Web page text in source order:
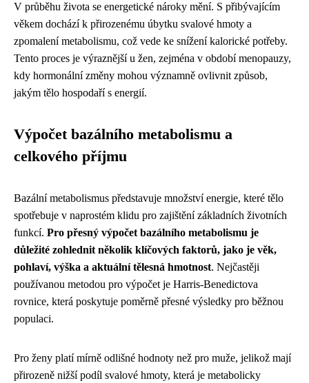
V průběhu života se energetické nároky mění. S přibývajícím
věkem dochází k přirozenému úbytku svalové hmoty a
zpomalení metabolismu, což vede ke snížení kalorické potřeby.
Tento proces je výraznější u žen, zejména v období menopauzy,
kdy hormonální změny mohou významně ovlivnit způsob,
jakým tělo hospodaří s energií.
Výpočet bazálního metabolismu a
celkového příjmu
Bazální metabolismus představuje množství energie, které tělo
spotřebuje v naprostém klidu pro zajištění základních životních
funkcí. Pro přesný výpočet bazálního metabolismu je
důležité zohlednit několik klíčových faktorů, jako je věk,
pohlaví, výška a aktuální tělesná hmotnost. Nejčastěji
používanou metodou pro výpočet je Harris-Benedictova
rovnice, která poskytuje poměrně přesné výsledky pro běžnou
populaci.
Pro ženy platí mírně odlišné hodnoty než pro muže, jelikož mají
přirozeně nižší podíl svalové hmoty, která je metabolicky